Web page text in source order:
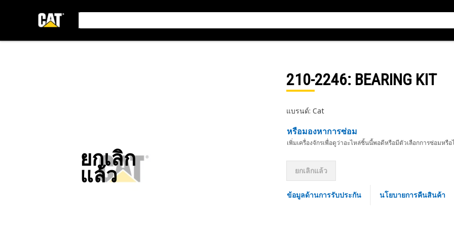
ยกเลิก
แล้ว
210-2246: BEARING KIT
แบรนด์: Cat
หรือมองหาการซ่อม
เพิ่มเครื่องจักรเพื่อดูว่าอะไหล่ชิ้นนี้พอดีหรือมีตัวเลือกการซ่อมหรือ
ยกเลิกแล้ว
ข้อมูลด้านการรับประกัน นโยบายการคืนสินค้า